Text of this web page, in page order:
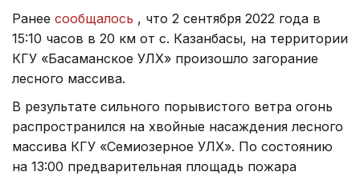
Ранее сообщалось , что 2 сентября 2022 года в
15:10 часов в 20 км от с. Казанбасы, на территории
КГУ «Басаманское УЛХ» произошло загорание
лесного массива.
В результате сильного порывистого ветра огонь
распространился на хвойные насаждения лесного
массива КГУ «Семиозерное УЛХ». По состоянию
на 13:00 предварительная площадь пожара